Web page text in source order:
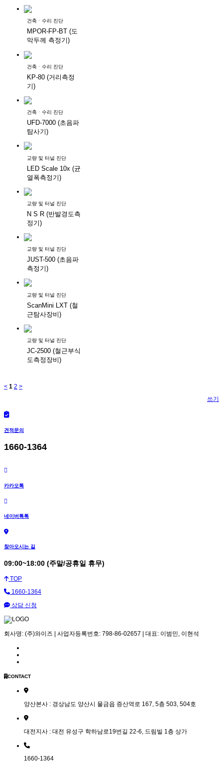
건축ㆍ수리 진단
MPOR-FP-BT (도
막두께 측정기)
건축ㆍ수리 진단
KP-80 (거리측정
기)
건축ㆍ수리 진단
UFD-7000 (초음파
탐사기)
교량 및 터널 진단
LED Scale 10x (균
열폭측정기)
교량 및 터널 진단
N S R (반발경도측
정기)
교량 및 터널 진단
JUST-500 (초음파
측정기)
교량 및 터널 진단
ScanMini LXT (철
근탐사장비)
교량 및 터널 진단
JC-2500 (철근부식
도측정장비)
< 1 2 >
쓰기
견적문의
1660-1364
카카오톡
네이버톡톡
찾아오시는 길
09:00~18:00 (주말/공휴일 휴무)
TOP
1660-1364
상담 신청
회사명: (주)와이즈 | 사업자등록번호: 798-86-02657 | 대표: 이범민, 이현석
CONTACT
양산본사 : 경상남도 양산시 물금읍 증산역로 167, 5층 503, 504호
대전지사 : 대전 유성구 학하남로19번길 22-6, 드림빌 1층 상가
1660-1364